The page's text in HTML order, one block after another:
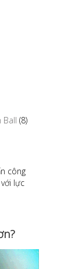
Ball (8)
công
lực